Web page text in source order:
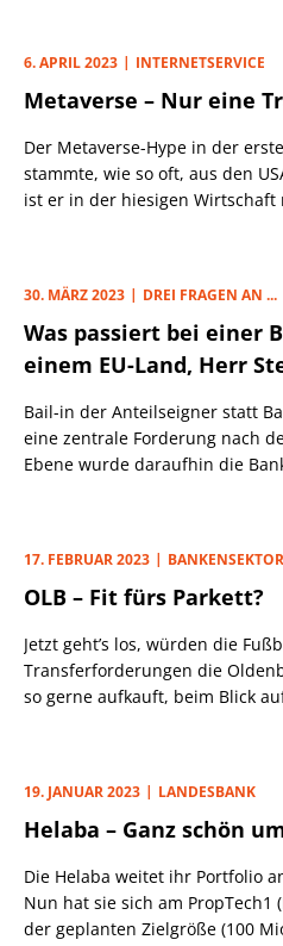
Anlass ist die geglückte AT1-
Sumitomo Mitsui-Finanzgruppe,
nicht allzu teuer bezahlen
6. APRIL 2023 INTERNETSERVICE
Metaverse – Nur eine
Der Metaverse-Hype in der
stammte, wie so oft, aus den
ist er in der hiesigen Wirtschaft
konkurrierenden „Decentraland“
Meta. „Wir glauben, dass die
Spielelandschaft (jede virtuelle
Bevölkerung, BIP, Spielwährung
Vermögenswerten) Elemente
Weltwirtschaft vergleichbar
Stellungnahme. JPM entwickle
30. MÄRZ 2023 DREI FRAGEN AN ...
Was passiert bei einer
einem EU-Land, Herr
Bail-in der Anteilseigner statt
eine zentrale Forderung nach
Ebene wurde daraufhin die
Suisse, sprang nun aber doch
17. FEBRUAR 2023 BANKENSEKTOR
OLB – Fit fürs Parkett?
Jetzt geht’s los, würden die
Transferforderungen die
so gerne aufkauft, beim Blick
19. JANUAR 2023 LANDESBANK
Helaba – Ganz schön
Die Helaba weitet ihr Portfolio
Nun hat sie sich am PropTech1
der geplanten Zielgröße (100